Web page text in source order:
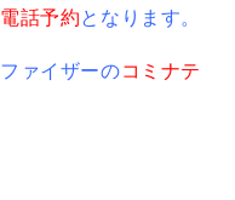
電話予約となります。
ァイザーのコミナテ